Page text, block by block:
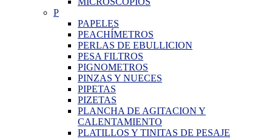
P
PAPELES
PEACHÍMETROS
PERLAS DE EBULLICION
PESA FILTROS
PIGNOMETROS
PINZAS Y NUECES
PIPETAS
PIZETAS
PLANCHA DE AGITACION Y
CALENTAMIENTO
PLATILLOS Y TINITAS DE PESAJE